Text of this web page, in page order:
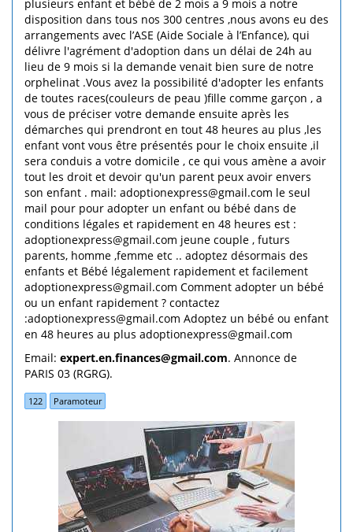
Email: expert.en.finances@gmail.com. Annonce de
PARIS 03 (RGRG).
122 Paramoteur